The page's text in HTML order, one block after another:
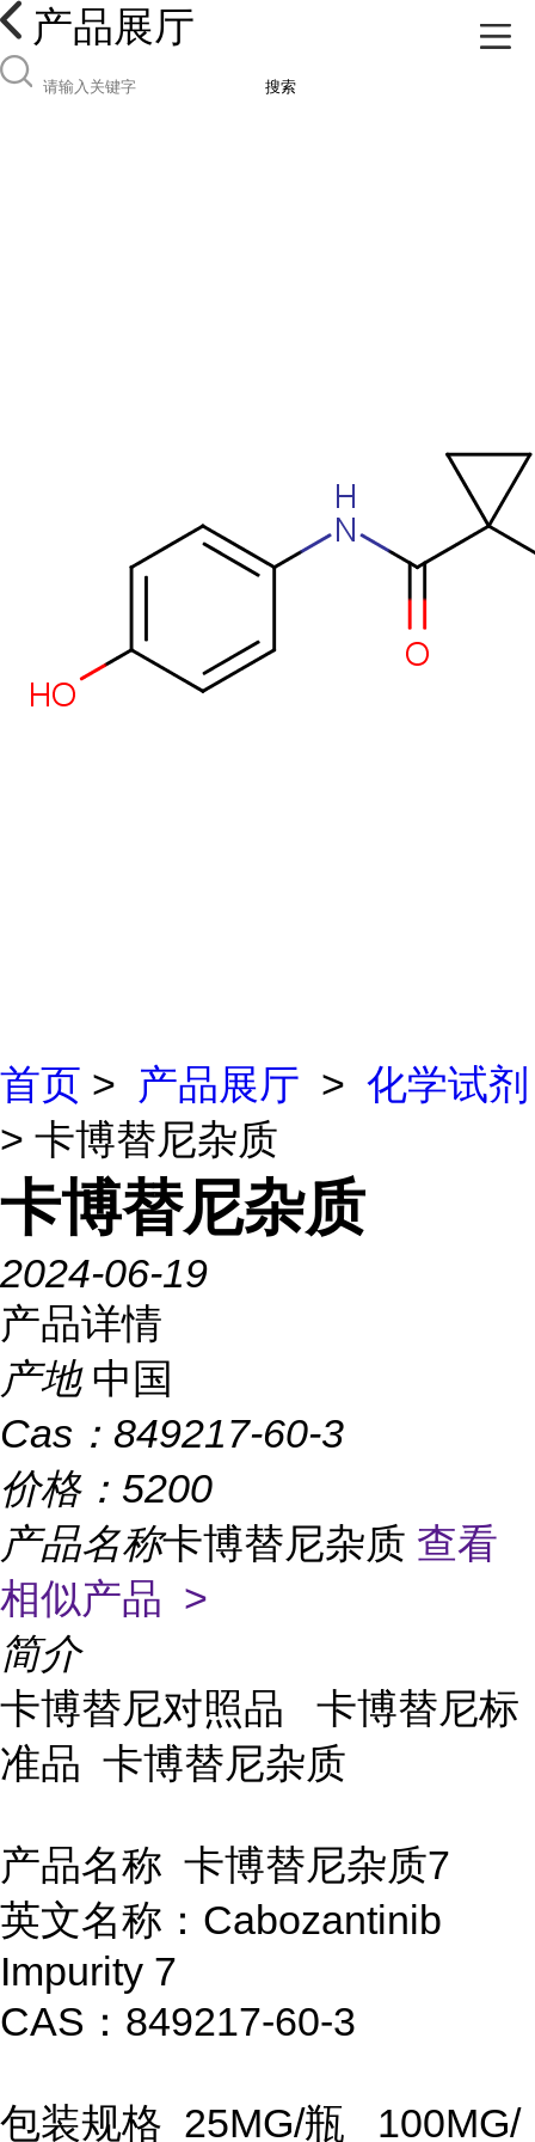
产品展厅
搜索
首页 > 产品展厅 > 化学试剂
> 卡博替尼杂质
卡博替尼杂质
2024-06-19
产品详情
产地 中国
Cas： 849217-60-3
价格： 5200
产品名称卡博替尼杂质 查看
相似产品 >
简介
卡博替尼对照品 卡博替尼标
准品 卡博替尼杂质
产品名称 卡博替尼杂质7
英文名称：Cabozantinib
Impurity 7
CAS：849217-60-3
包装规格 25MG/瓶 100MG/